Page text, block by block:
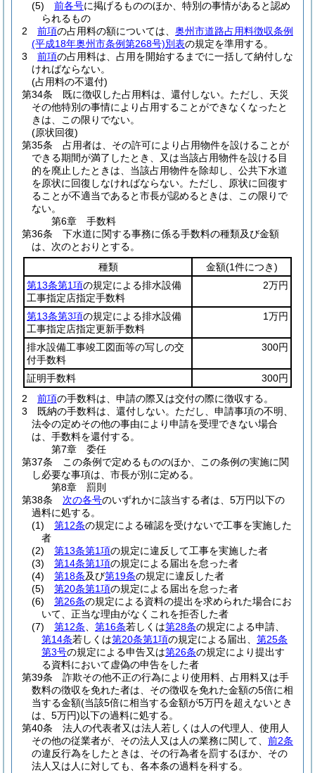
(5) 前各号に掲げるもののほか、特別の事情があると認め
られるもの
2
前項の占用料の額については、 奥州市道路占用料徴収条例
(平成18年奥州市条例第268号)別表の規定を準用する。
3
前項の占用料は、占用を開始するまでに一括して納付しな
ければならない。
(占用料の不還付)
第34条
既に徴収した占用料は、還付しない。 ただし、天災
その他特別の事情により占用することができなくなったと
きは、この限りでない。
(原状回復)
第35条
占用者は、その許可により占用物件を設けることが
できる期間が満了したとき、又は当該占用物件を設ける目
的を廃止したときは、当該占用物件を除却し、公共下水道
を原状に回復しなければならない。 ただし、原状に回復す
ることが不適当であると市長が認めるときは、この限りで
ない。
第6章
手数料
第36条
下水道に関する事務に係る手数料の種類及び金額
は、次のとおりとする。
種類
金額(1件につき)
第13条第1項の規定による排水設備
工事指定店指定手数料
2万円
第13条第3項の規定による排水設備
工事指定店指定更新手数料
1万円
排水設備工事竣工図面等の写しの交
付手数料
300円
証明手数料
300円
2
前項の手数料は、申請の際又は交付の際に徴収する。
3
既納の手数料は、還付しない。 ただし、申請事項の不明、
法令の定めその他の事由により申請を受理できない場合
は、手数料を還付する。
第7章
委任
第37条
この条例で定めるもののほか、この条例の実施に関
し必要な事項は、市長が別に定める。
第8章
罰則
第38条
次の各号のいずれかに該当する者は、5万円以下の
過料に処する。
(1)
第12条の規定による確認を受けないで工事を実施した
者
(2)
第13条第1項の規定に違反して工事を実施した者
(3)
第14条第1項の規定による届出を怠った者
(4)
第18条及び第19条の規定に違反した者
(5)
第20条第1項の規定による届出を怠った者
(6)
第26条の規定による資料の提出を求められた場合にお
いて、正当な理由がなくこれを拒否した者
(7)
第12条 第16条若しくは第28条の規定による申請、
第14条若しくは第20条第1項の規定による届出、 第25条
第3号の規定による申告又は第26条の規定により提出す
る資料において虚偽の申告をした者
第39条
詐欺その他不正の行為により使用料、占用料又は手
数料の徴収を免れた者は、その徴収を免れた金額の5倍に相
当する金額(当該5倍に相当する金額が5万円を超えないとき
は、5万円)以下の過料に処する。
第40条
法人の代表者又は法人若しくは人の代理人、使用人
その他の従業者が、その法人又は人の業務に関して、 前2条
の違反行為をしたときは、その行為者を罰するほか、その
法人又は人に対しても、各本条の過料を科する。